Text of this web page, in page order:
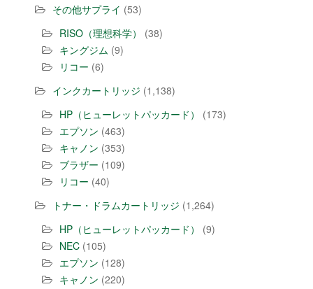
その他サプライ (53)
RISO（理想科学）
(38)
キングジム (9)
リコー (6)
インクカートリッジ (1,138)
HP（ヒューレットパッカード）
(173)
エプソン (463)
キャノン (353)
ブラザー (109)
リコー (40)
トナー・ドラムカートリッジ (1,264)
HP（ヒューレットパッカード）
(9)
NEC (105)
エプソン (128)
キャノン (220)